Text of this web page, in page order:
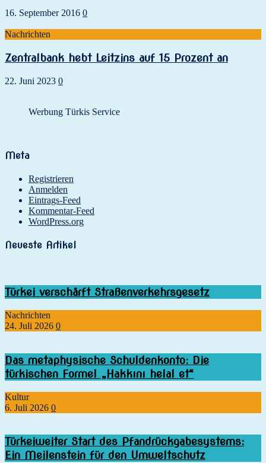
16. September 2016 0
Nachrichten
Zentralbank hebt Leitzins auf 15 Prozent an
22. Juni 2023 0
Werbung Türkis Service
Meta
Registrieren
Anmelden
Eintrags-Feed
Kommentar-Feed
WordPress.org
Neueste Artikel
Türkei verschärft Straßenverkehrsgesetz
Nachrichten
24. Juli 2026 0
Das metaphysische Schuldenkonto: Die
türkischen Formel „Hakkını helal et“
Kultur
6. Juli 2026 0
Türkeiweiter Start des Pfandrückgabesystems:
Ein Meilenstein für den Umweltschutz